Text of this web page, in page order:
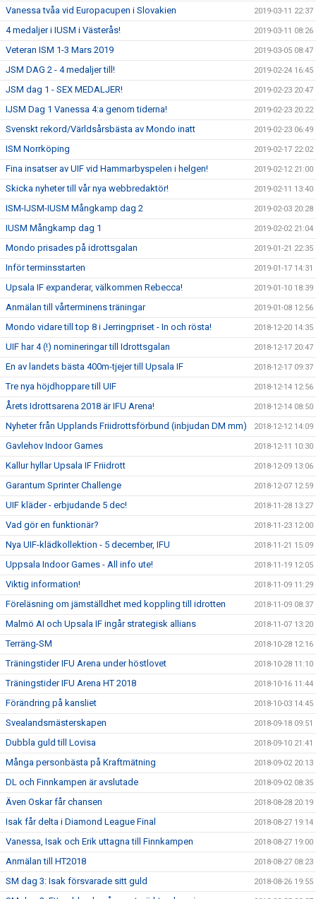
Vanessa tvåa vid Europacupen i Slovakien 2019-03-11 22:37
4 medaljer i IUSM i Västerås! 2019-03-11 08:26
Veteran ISM 1-3 Mars 2019 2019-03-05 08:47
JSM DAG 2 - 4 medaljer till! 2019-02-24 16:45
JSM dag 1 - SEX MEDALJER! 2019-02-23 20:47
IJSM Dag 1 Vanessa 4:a genom tiderna! 2019-02-23 20:22
Svenskt rekord/Världsårsbästa av Mondo inatt 2019-02-23 06:49
ISM Norrköping 2019-02-17 22:02
Fina insatser av UIF vid Hammarbyspelen i helgen! 2019-02-12 21:00
Skicka nyheter till vår nya webbredaktör! 2019-02-11 13:40
ISM-IJSM-IUSM Mångkamp dag 2 2019-02-03 20:28
IUSM Mångkamp dag 1 2019-02-02 21:04
Mondo prisades på idrottsgalan 2019-01-21 22:35
Inför terminsstarten 2019-01-17 14:31
Upsala IF expanderar, välkommen Rebecca! 2019-01-10 18:39
Anmälan till vårterminens träningar 2019-01-08 12:56
Mondo vidare till top 8 i Jerringpriset - In och rösta! 2018-12-20 14:35
UIF har 4 (!) nomineringar till Idrottsgalan 2018-12-17 20:47
En av landets bästa 400m-tjejer till Upsala IF 2018-12-17 09:37
Tre nya höjdhoppare till UIF 2018-12-14 12:56
Årets Idrottsarena 2018 är IFU Arena! 2018-12-14 08:50
Nyheter från Upplands Friidrottsförbund (inbjudan DM mm) 2018-12-12 14:09
Gavlehov Indoor Games 2018-12-11 10:30
Kallur hyllar Upsala IF Friidrott 2018-12-09 13:06
Garantum Sprinter Challenge 2018-12-07 12:59
UIF kläder - erbjudande 5 dec! 2018-11-28 13:27
Vad gör en funktionär? 2018-11-23 12:00
Nya UIF-klädkollektion - 5 december, IFU 2018-11-21 15:09
Uppsala Indoor Games - All info ute! 2018-11-19 12:05
Viktig information! 2018-11-09 11:29
Föreläsning om jämställdhet med koppling till idrotten 2018-11-09 08:37
Malmö AI och Upsala IF ingår strategisk allians 2018-11-07 13:20
Terräng-SM 2018-10-28 12:16
Träningstider IFU Arena under höstlovet 2018-10-28 11:10
Träningstider IFU Arena HT 2018 2018-10-16 11:44
Förändring på kansliet 2018-10-03 14:45
Svealandsmästerskapen 2018-09-18 09:51
Dubbla guld till Lovisa 2018-09-10 21:41
Många personbästa på Kraftmätning 2018-09-02 20:13
DL och Finnkampen är avslutade 2018-09-02 08:35
Även Oskar får chansen 2018-08-28 20:19
Isak får delta i Diamond League Final 2018-08-27 19:14
Vanessa, Isak och Erik uttagna till Finnkampen 2018-08-27 19:00
Anmälan till HT2018 2018-08-27 08:23
SM dag 3: Isak försvarade sitt guld 2018-08-26 19:55